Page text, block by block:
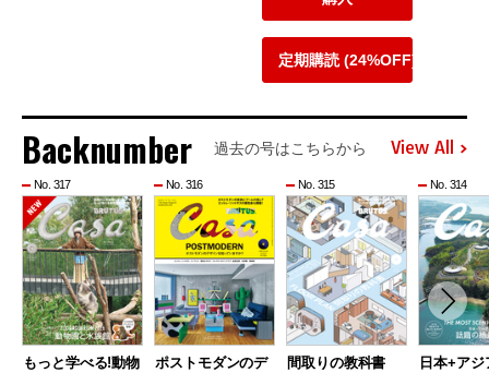
定期購読 (24%OFF)
Backnumber 過去の号はこちらから View All
No. 317
もっと学べる!動物
No. 316
ポストモダンのデ
No. 315
間取りの教科書
No. 314
日本+アジ